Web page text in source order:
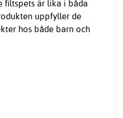
filtspets är lika i båda
uppfyller de
hos både barn och